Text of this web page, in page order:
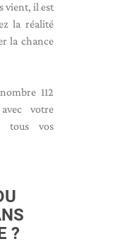
vient, il est
la réalité
la chance
112
votre
tous vos
?